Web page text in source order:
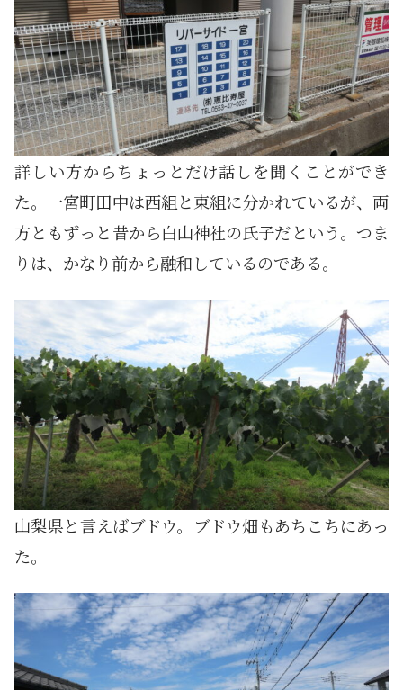
詳しい方からちょっとだけ話しを聞くことができ
た。一宮町田中は西組と東組に分かれているが、両
方ともずっと昔から白山神社の氏子だという。つま
りは、かなり前から融和しているのである。
山梨県と言えばブドウ。ブドウ畑もあちこちにあっ
た。